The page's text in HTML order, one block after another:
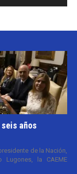
seis años
de la Nación,
la CAEME